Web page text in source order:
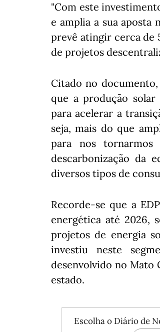
"Com este
e amplia a sua aposta
prevê atingir cerca de
de projetos
Citado no
que a produção solar
para acelerar a
seja, mais do que
para nos
descarbonização da
diversos tipos de
Recorde-se que a
energética até 2026,
projetos de energia
investiu neste
desenvolvido no Mato
estado.
Escolha o Diário de